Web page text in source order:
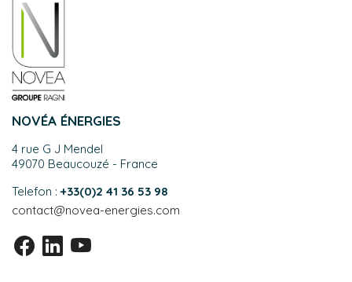
NOVÉA ÉNERGIES
4 rue G J Mendel
49070 Beaucouzé - France
Telefon :+33(0)2 41 36 53 98
contact@novea-energies.com